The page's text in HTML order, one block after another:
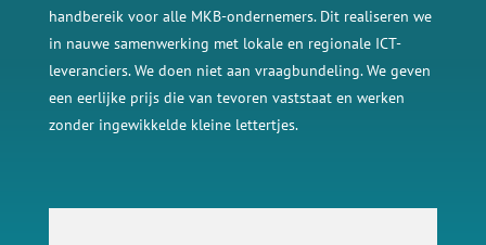
handbereik voor alle MKB-ondernemers. Dit realiseren we
in nauwe samenwerking met lokale en regionale ICT-
leveranciers. We doen niet aan vraagbundeling. We geven
een eerlijke prijs die van tevoren vaststaat en werken
zonder ingewikkelde kleine lettertjes.